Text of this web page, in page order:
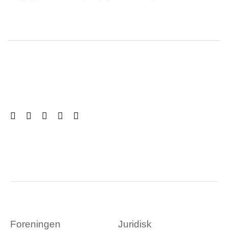
Foreningen Juridisk